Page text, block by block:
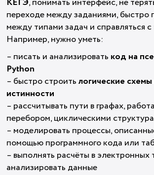
KЕГЭ, понимать интерфейс, не
переходе между заданиями, быстро
между типами задач и справляться
Например, нужно уметь:
– писать и анализировать код на
Python
– быстро строитьлогические
истинности
– рассчитывать пути в графах,
перебором, циклическими
– моделировать процессы,
помощью программного кода или
– выполнять расчёты в электронных
анализировать данные